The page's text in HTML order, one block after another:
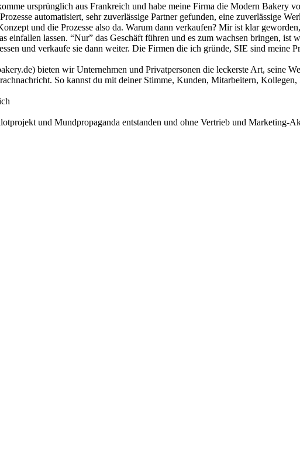
ursprünglich aus Frankreich und habe meine Firma die Modern Bakery
automatisiert, sehr zuverlässige Partner gefunden, eine zuverlässige
und die Prozesse also da. Warum dann verkaufen? Mir ist klar
einfallen lassen. “Nur” das Geschäft führen und es zum wachsen bringen,
und verkaufe sie dann weiter. Die Firmen die ich gründe, SIE sind meine
bieten wir Unternehmen und Privatpersonen die leckerste Art, seine
So kannst du mit deiner Stimme, Kunden, Mitarbeitern, Kollegen,
und Mundpropaganda entstanden und ohne Vertrieb und Marketing-